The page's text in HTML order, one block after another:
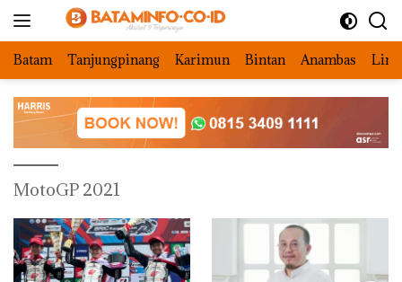
Batam Tanjungpinang Karimun Bintan Anambas
MotoGP 2021